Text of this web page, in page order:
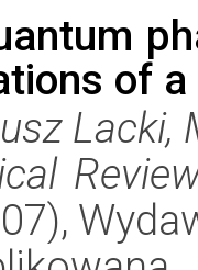
of
Lacki,